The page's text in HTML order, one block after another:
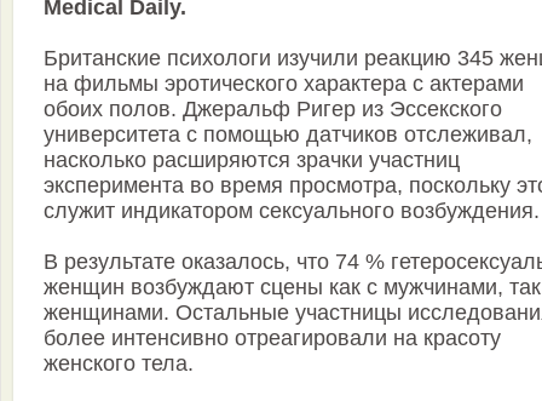
Medical Daily.
Британские психологи изучили реакцию 345
на фильмы эротического характера с актерами
обоих полов. Джеральф Ригер из Эссекского
университета с помощью датчиков отслеживал,
насколько расширяются зрачки участниц
эксперимента во время просмотра, поскольку
служит индикатором сексуального возбуждения.
В результате оказалось, что 74 %
женщин возбуждают сцены как с мужчинами,
женщинами. Остальные участницы
более интенсивно отреагировали на красоту
женского тела.